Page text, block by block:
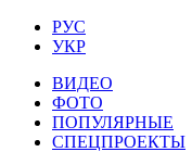
РУС
УКР
ВИДЕО
ФОТО
ПОПУЛЯРНЫЕ
СПЕЦПРОЕКТЫ